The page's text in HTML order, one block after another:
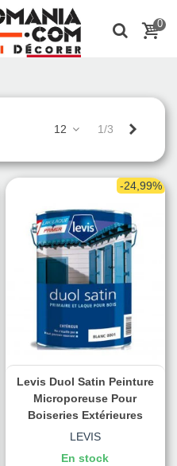
0
12 1/3
-24,99%
Levis Duol Satin Peinture
Microporeuse Pour
Boiseries Extérieures
LEVIS
En stock